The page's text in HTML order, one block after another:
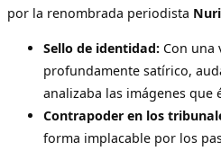
por la renombrada periodista
Sello de identidad: Con una
profundamente satírico,
analizaba las imágenes que
Contrapoder en los
forma implacable por los